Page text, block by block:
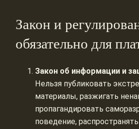
Закон и
обязательно для
Закон об информации и
Нельзя публиковать
материалы, разжигать
пропагандировать
поведение,